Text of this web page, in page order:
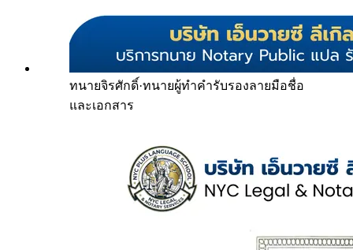
ทนายจิรศักดิ์·ทนายผู้ทำคำรับรองลายมือชื่อ
และเอกสาร